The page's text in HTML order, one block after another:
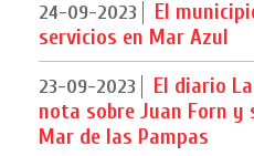
24-09-2023
El
servicios en Mar Azul
23-09-2023
El diario
nota sobre Juan Forn y
Mar de las Pampas